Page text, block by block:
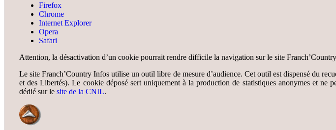
Firefox
Chrome
Internet Explorer
Opera
Safari
Attention, la désactivation d’un cookie pourrait rendre difficile la navigation sur le site
Le site Franch’Country Infos utilise un outil libre de mesure d’audience. Cet outil est dispensé du
et des Libertés). Le cookie déposé sert uniquement à la production de statistiques anonymes et ne
dédié sur le site de la CNIL.